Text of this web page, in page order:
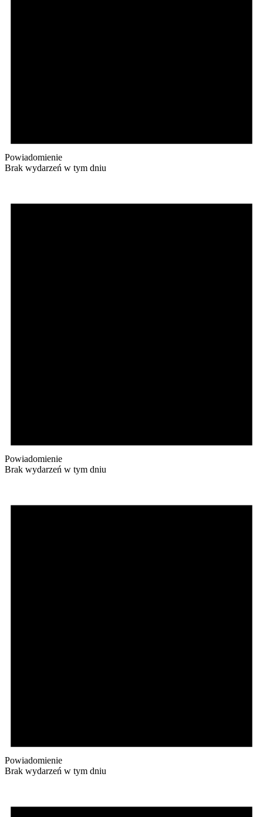
Powiadomienie
Brak wydarzeń w tym dniu
Powiadomienie
Brak wydarzeń w tym dniu
Powiadomienie
Brak wydarzeń w tym dniu